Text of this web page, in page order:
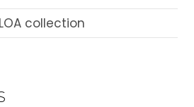
collection